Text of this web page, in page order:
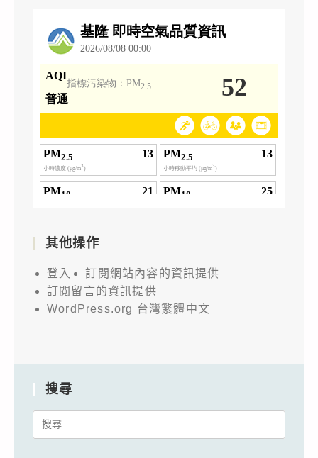
其他操作
登入
訂閱網站內容的資訊提供
訂閱留言的資訊提供
WordPress.org 台灣繁體中文
搜尋
Search